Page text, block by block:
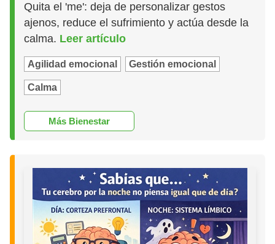
Quita el 'me': deja de personalizar gestos
ajenos, reduce el sufrimiento y actúa desde la
calma. Leer artículo
Agilidad emocional Gestión emocional
Calma
Más Bienestar